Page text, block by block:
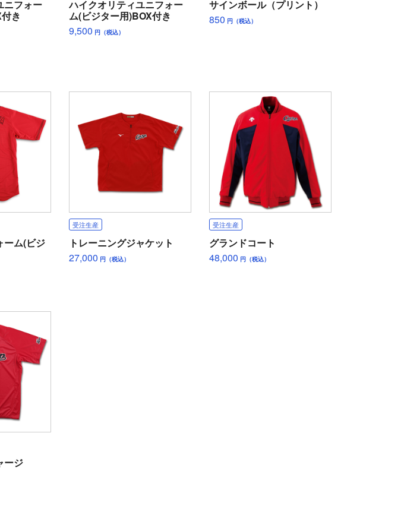
ニフォー
き
ハイクオリティユニフォー
ム(ビジター用)BOX付き
9,500 円（税込）
サインボール（プリント）
850 円（税込）
ーム(ビジ
受注生産
トレーニングジャケット
27,000 円（税込）
受注生産
グランドコート
48,000 円（税込）
ージ